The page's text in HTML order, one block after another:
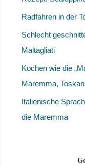
Radfahren in der
Schlecht
Maltagliati
Kochen wie die
Maremma,
Italienische
die Maremma